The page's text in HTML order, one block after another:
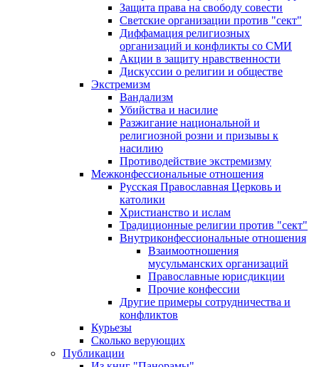
Защита права на свободу совести
Светские организации против "сект"
Диффамация религиозных
организаций и конфликты со СМИ
Акции в защиту нравственности
Дискуссии о религии и обществе
Экстремизм
Вандализм
Убийства и насилие
Разжигание национальной и
религиозной розни и призывы к
насилию
Противодействие экстремизму
Межконфессиональные отношения
Русская Православная Церковь и
католики
Христианство и ислам
Традиционные религии против "сект"
Внутриконфессиональные отношения
Взаимоотношения
мусульманских организаций
Православные юрисдикции
Прочие конфессии
Другие примеры сотрудничества и
конфликтов
Курьезы
Сколько верующих
Публикации